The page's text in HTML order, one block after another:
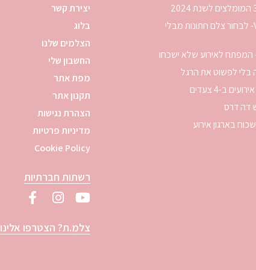
האח הגדול VIP- לבחור צלם חתונות מבלי
המפתח לאירוע שלא ישכחו
בלי לפשוט את הרגל
ב-4 צעדים
דה דרס
יצירת קשר
בלוג
הצלמים שלנו
החשבון שלי
מפת אתר
תקנון אתר
הצהרת נגישות
מדיניות פרטיות
Cookie Policy
רשתות חברתיות
צלמ.ת? הצטרפו אלינו